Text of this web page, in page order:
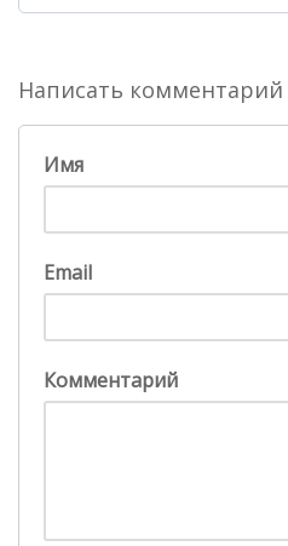
Написать комментарий
Имя
Email
Комментарий